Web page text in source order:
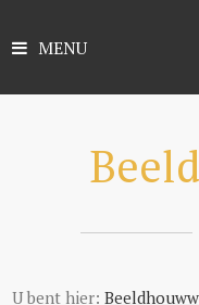
MENU
U bent hier: